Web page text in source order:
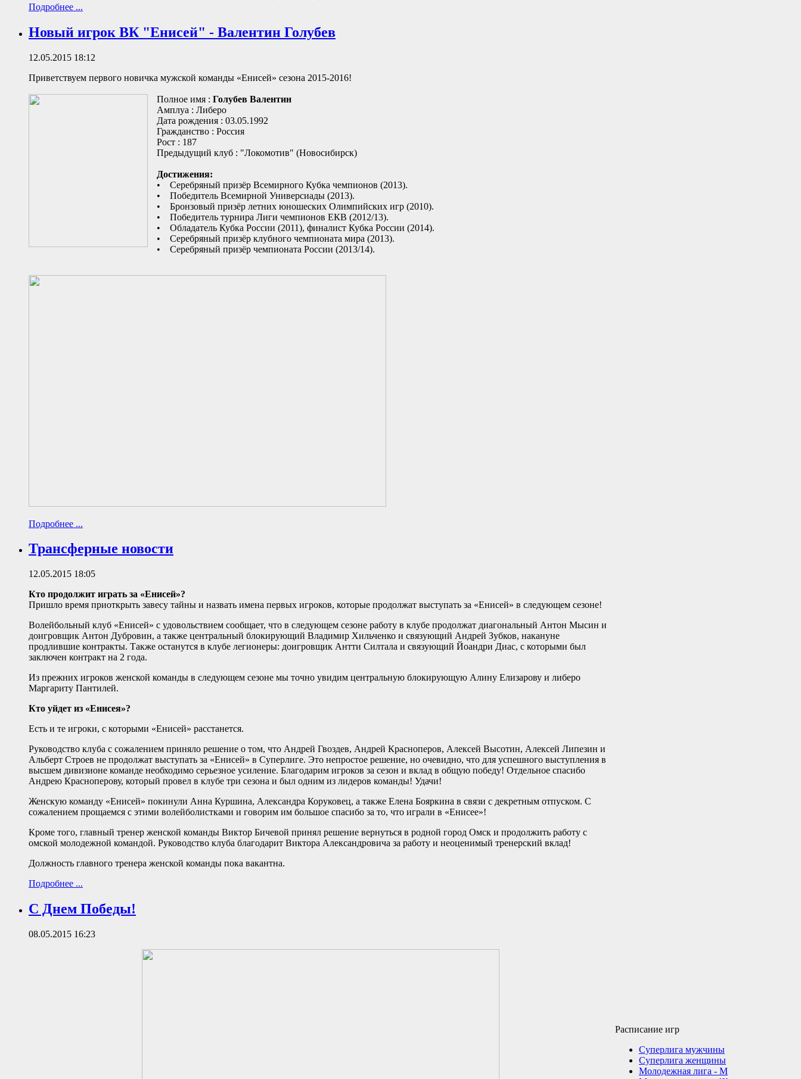
Подробнее ...
Новый игрок ВК "Енисей" - Валентин Голубев
12.05.2015 18:12
Приветствуем первого новичка мужской команды «Енисей» сезона 2015-2016!
Полное имя : Голубев Валентин
Амплуа : Либеро
Дата рождения : 03.05.1992
Гражданство : Россия
Рост : 187
Предыдущий клуб : "Локомотив" (Новосибирск)
Достижения:
• Серебряный призёр Всемирного Кубка чемпионов (2013).
• Победитель Всемирной Универсиады (2013).
• Бронзовый призёр летних юношеских Олимпийских игр (2010).
• Победитель турнира Лиги чемпионов ЕКВ (2012/13).
• Обладатель Кубка России (2011), финалист Кубка России (2014).
• Серебряный призёр клубного чемпионата мира (2013).
• Серебряный призёр чемпионата России (2013/14).
Подробнее ...
Трансферные новости
12.05.2015 18:05
Кто продолжит играть за «Енисей»?
Пришло время приоткрыть завесу тайны и назвать имена первых игроков, которые продолжат выступать за «Енисей» в следующем сезоне!
Волейбольный клуб «Енисей» с удовольствием сообщает, что в следующем сезоне работу в клубе продолжат диагональный Антон Мысин и
доигровщик Антон Дубровин, а также центральный блокирующий Владимир Хильченко и связующий Андрей Зубков, накануне
продлившие контракты. Также останутся в клубе легионеры: доигровщик Антти Силтала и связующий Йоандри Диас, с которыми был
заключен контракт на 2 года.
Из прежних игроков женской команды в следующем сезоне мы точно увидим центральную блокирующую Алину Елизарову и либеро
Маргариту Пантилей.
Кто уйдет из «Енисея»?
Есть и те игроки, с которыми «Енисей» расстанется.
Руководство клуба с сожалением приняло решение о том, что Андрей Гвоздев, Андрей Красноперов, Алексей Высотин, Алексей Липезин и
Альберт Строев не продолжат выступать за «Енисей» в Суперлиге. Это непростое решение, но очевидно, что для успешного выступления в
высшем дивизионе команде необходимо серьезное усиление. Благодарим игроков за сезон и вклад в общую победу! Отдельное спасибо
Андрею Красноперову, который провел в клубе три сезона и был одним из лидеров команды! Удачи!
Женскую команду «Енисей» покинули Анна Куршина, Александра Коруковец, а также Елена Бояркина в связи с декретным отпуском. С
сожалением прощаемся с этими волейболистками и говорим им большое спасибо за то, что играли в «Енисее»!
Кроме того, главный тренер женской команды Виктор Бичевой принял решение вернуться в родной город Омск и продолжить работу с
омской молодежной командой. Руководство клуба благодарит Виктора Александровича за работу и неоценимый тренерский вклад!
Должность главного тренера женской команды пока вакантна.
Подробнее ...
С Днем Победы!
08.05.2015 16:23
Расписание игр
Суперлига мужчины
Суперлига женщины
Молодежная лига - М